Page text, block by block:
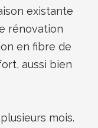
existante
rénovation
en fibre de
aussi bien
mois.